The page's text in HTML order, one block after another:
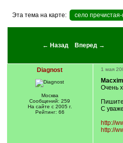
Эта тема на карте: село
← Назад Вперед →
Diagnost
Москва
Сообщений: 259
На сайте с 2005 г.
Рейтинг: 66
1 мая
Macxim
Очень
С
http://
http://